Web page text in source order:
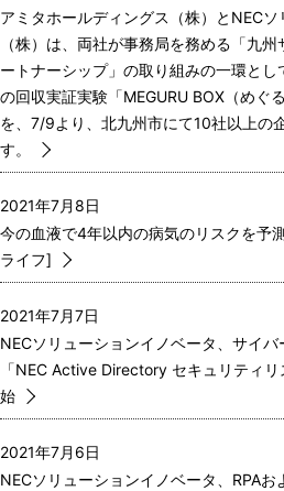
アミタホールディングス（株）とNEC
（株）は、両社が事務局を務める「九
ートナーシップ」の取り組みの一環と
の回収実証実験「MEGURU BOX（めぐ
を、7/9より、北九州市にて10社以上の
す。
2021年7月8日
今の血液で4年以内の病気のリスクを予
ライフ]
2021年7月7日
NECソリューションイノベータ、サイ
「NEC Active Directory セキュリティ
始
2021年7月6日
NECソリューションイノベータ、RPA